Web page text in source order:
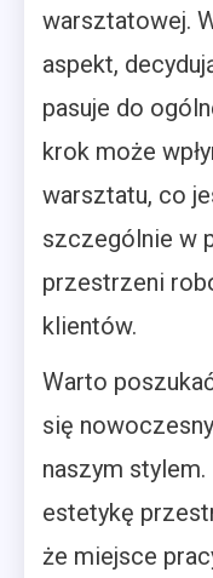
warsztatowej.
aspekt,
pasuje do
krok może
warsztatu, co
szczególnie w
przestrzeni
klientów.
Warto
się
naszym
estetykę
że miejsce